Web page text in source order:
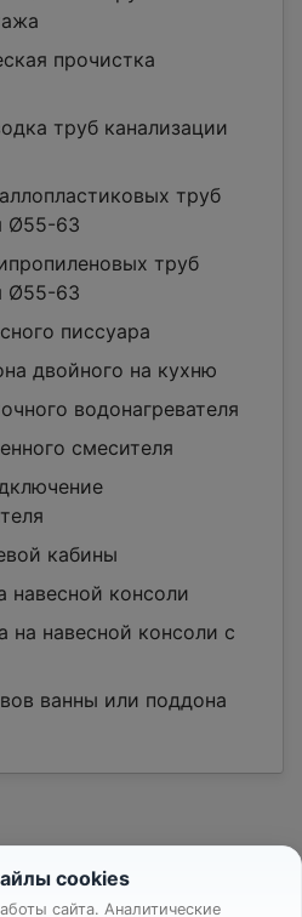
прочистка
труб канализации
труб
Ø55-63
труб
Ø55-63
писсуара
двойного на кухню
водонагревателя
смесителя
кабины
навесной консоли
на навесной консоли с
ванны или поддона
cookies
сайта. Аналитические